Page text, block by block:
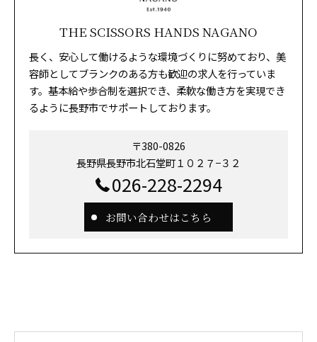
THE SCISSORS HANDS NAGANO
長く、安心して働けるような環境づくりに努めており、美
容師としてブランクのある方も歓迎の求人を行っていま
す。基本給や歩合制を選択でき、柔軟な働き方を実現でき
るように長野市でサポートしております。
〒380-0826
長野県長野市北石堂町１０２７−３２
026-228-2294
お問い合わせはこちら